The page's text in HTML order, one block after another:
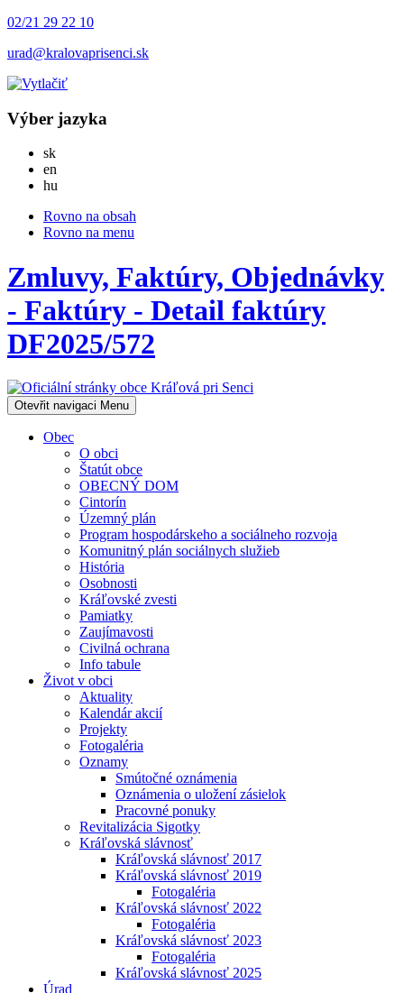
02/21 29 22 10
urad@kralovaprisenci.sk
Výber jazyka
skSlovensky
en
hu
Rovno na obsah
Rovno na menu
Zmluvy, Faktúry, Objednávky
- Faktúry - Detail faktúry
DF2025/572
Otevřit navigaci Menu
Obec
O obci
Štatút obce
OBECNÝ DOM
Cintorín
Územný plán
Program hospodárskeho a sociálneho rozvoja
Komunitný plán sociálnych služieb
História
Osobnosti
Kráľovské zvesti
Pamiatky
Zaujímavosti
Civilná ochrana
Info tabule
Život v obci
Aktuality
Kalendár akcií
Projekty
Fotogaléria
Oznamy
Smútočné oznámenia
Oznámenia o uložení zásielok
Pracovné ponuky
Revitalizácia Sigotky
Kráľovská slávnosť
Kráľovská slávnosť 2017
Kráľovská slávnosť 2019
Fotogaléria
Kráľovská slávnosť 2022
Fotogaléria
Kráľovská slávnosť 2023
Fotogaléria
Kráľovská slávnosť 2025
Úrad